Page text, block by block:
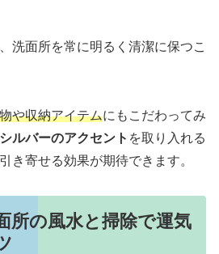
洗面所を常に明るく清潔に保つこ
や収納アイテムにもこだわってみ
ルバーのアクセント を取り入れる
き寄せる効果が期待できます。
所の風水と掃除で運気